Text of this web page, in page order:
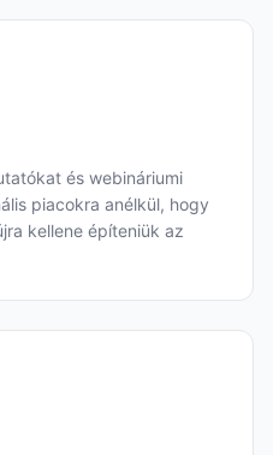
és webináriumi
piacokra anélkül, hogy
kellene építeniük az